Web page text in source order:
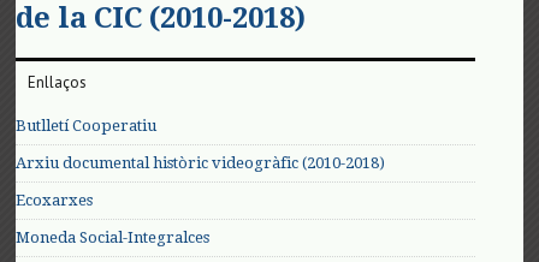
de la CIC (2010-2018)
Enllaços
Butlletí Cooperatiu
Arxiu documental històric videogràfic (2010-2018)
Ecoxarxes
Moneda Social-Integralces